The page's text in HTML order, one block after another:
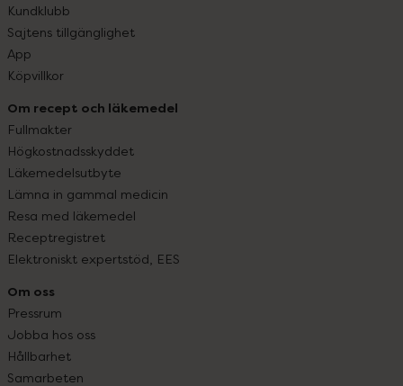
Kundklubb
Sajtens tillgänglighet
App
Köpvillkor
Om recept och läkemedel
Fullmakter
Högkostnadsskyddet
Läkemedelsutbyte
Lämna in gammal medicin
Resa med läkemedel
Receptregistret
Elektroniskt expertstöd, EES
Om oss
Pressrum
Jobba hos oss
Hållbarhet
Samarbeten